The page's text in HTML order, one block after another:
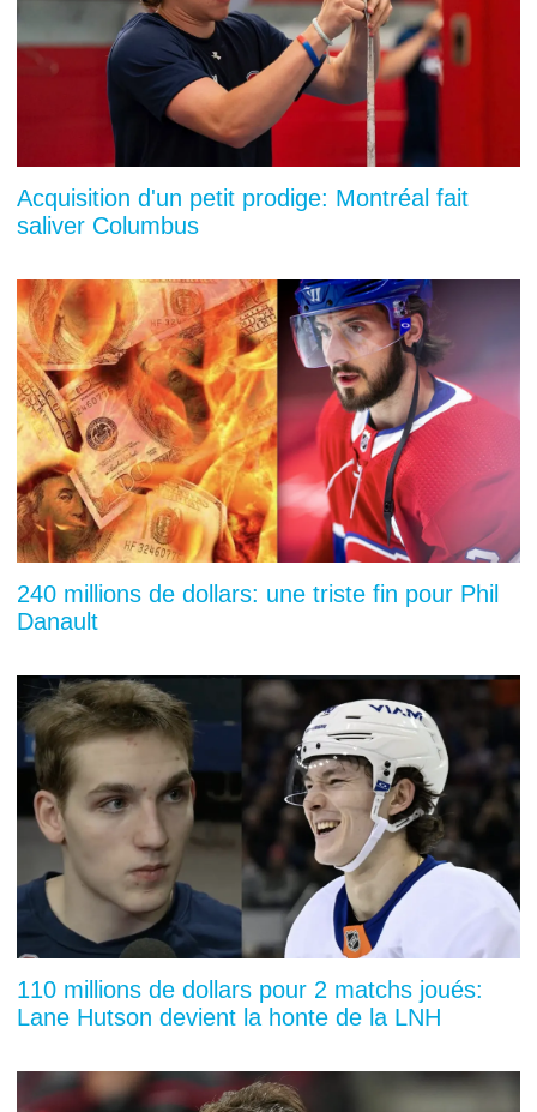
Acquisition d'un petit prodige: Montréal fait
saliver Columbus
240 millions de dollars: une triste fin pour Phil
Danault
110 millions de dollars pour 2 matchs joués:
Lane Hutson devient la honte de la LNH